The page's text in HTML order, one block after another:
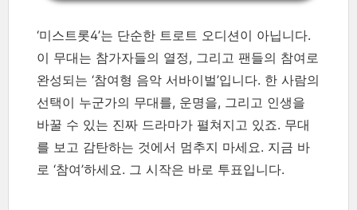
‘미스트롯4’는 단순한 트로트 오디션이 아닙니다.
이 무대는 참가자들의 열정, 그리고 팬들의 참여로
완성되는 ‘참여형 음악 서바이벌’입니다. 한 사람의
선택이 누군가의 무대를, 운명을, 그리고 인생을
바꿀 수 있는 진짜 드라마가 펼쳐지고 있죠. 무대
를 보고 감탄하는 것에서 멈추지 마세요. 지금 바
로 ‘참여’하세요. 그 시작은 바로 투표입니다.